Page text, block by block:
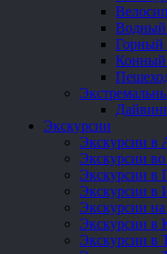
Водный
Горный
Конный
Экскурсии
Экскурсии в
Экскурсии
Экскурсии в
Экскурсии в
Экскурсии
Экскурсии в
Экскурсии в